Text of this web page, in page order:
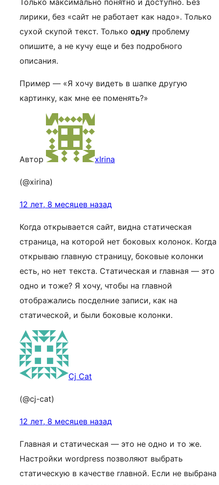
Только максимально понятно и доступно. Без
лирики, без «сайт не работает как надо». Только
сухой скупой текст. Только одну проблему
опишите, а не кучу еще и без подробного
описания.
Пример — «Я хочу видеть в шапке другую
картинку, как мне ее поменять?»
Автор xIrina
(@xirina)
12 лет, 8 месяцев назад
Когда открывается сайт, видна статическая
страница, на которой нет боковых колонок. Когда
открываю главную страницу, боковые колонки
есть, но нет текста. Статическая и главная — это
одно и тоже? Я хочу, чтобы на главной
отображались посделние записи, как на
статической, и были боковые колонки.
Cj Cat
(@cj-cat)
12 лет, 8 месяцев назад
Главная и статическая — это не одно и то же.
Настройки wordpress позволяют выбрать
статическую в качестве главной. Если не выбрана